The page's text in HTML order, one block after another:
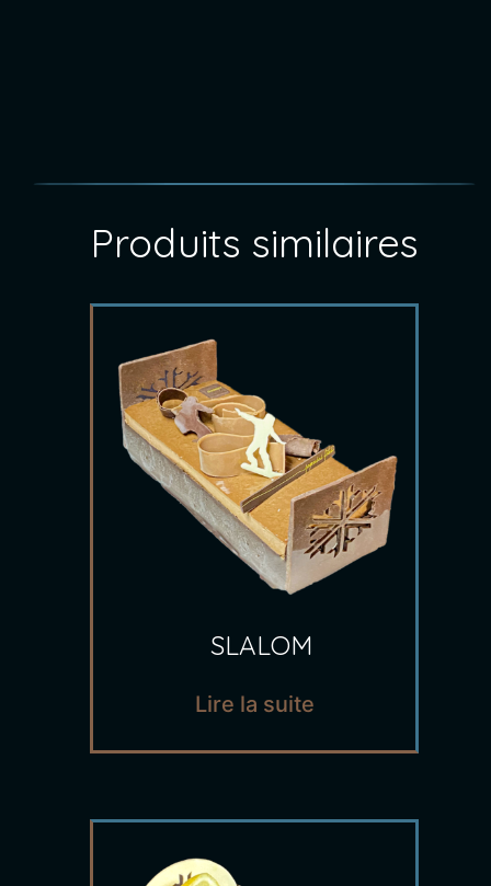
Produits similaires
SLALOM
Lire la suite